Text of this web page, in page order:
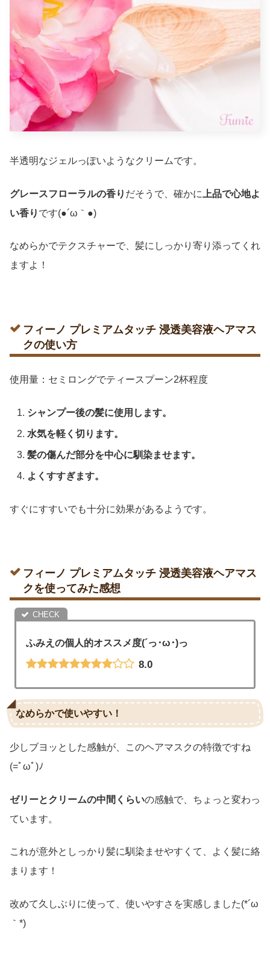
半透明なジェルっぽいようなクリームです。
グレースフローラルの香り だそうで、確かに
上品で心地よ
い香り です(●´ω｀●)
なめらかでテクスチャーで、髪にしっかり寄り添ってくれ
ますよ！
フィーノ プレミアムタッチ 浸透美容液ヘアマス
クの使い方
使用量：セミロングでティースプーン2杯程度
シャンプー後の髪に使用します。
水気を軽く切ります。
髪の傷んだ部分を中心に馴染ませます。
よくすすぎます。
すぐにすすいでも十分に効果があるようです。
フィーノ プレミアムタッチ 浸透美容液ヘアマス
クを使ってみた感想
ふみえの個人的オススメ度(´っ･ω･)っ
8.0
なめらかで使いやすい！
少しブヨッとした感触が、このヘアマスクの特徴ですね
(=ﾟωﾟ)ﾉ
ゼリーとクリームの中間くらいの感触で、ちょっと変わっ
ています。
これが意外としっかり髪に馴染ませやすくて、よく髪に絡
まります！
改めて久しぶりに使って、使いやすさを実感しました(*´ω
｀*)